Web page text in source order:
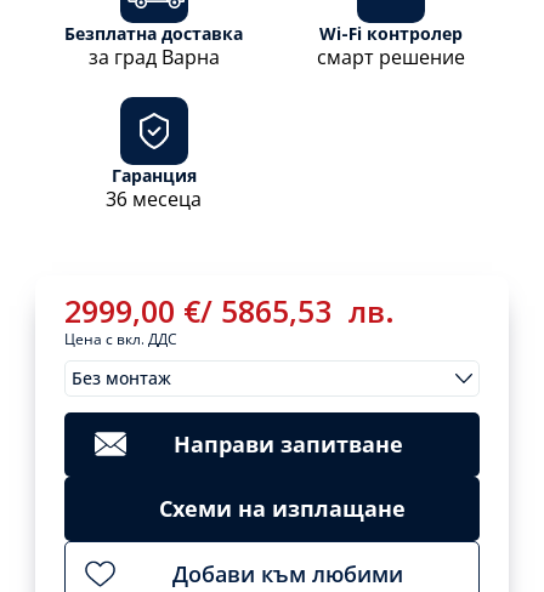
2999,00 €/ 5865,53 лв.
Цена с вкл. ДДС
Без монтаж
МонтажиClear
2999,00€/
5865,53
лв.Направи запитване
Схеми на изплащане
Добави към любими
Безплатна доставка
за град Варна
Wi-Fi контролер
смарт решение
Гаранция
36 месеца